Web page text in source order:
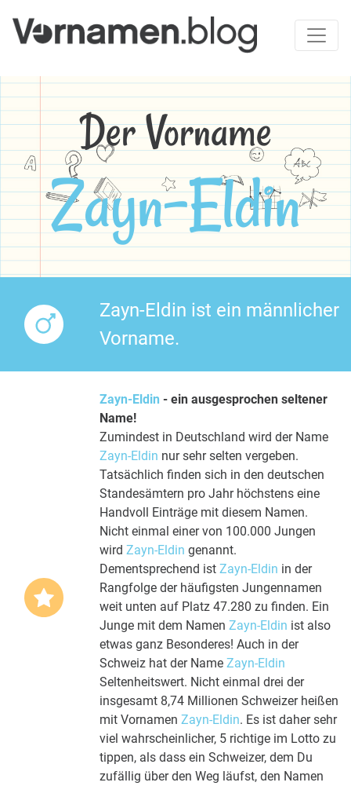
Der Vorname
Zayn-Eldin
Zayn-Eldin ist ein männlicher
Vorname.
Zayn-Eldin - ein ausgesprochen seltener
Name!
Zumindest in Deutschland wird der Name
Zayn-Eldin nur sehr selten vergeben.
Tatsächlich finden sich in den deutschen
Standesämtern pro Jahr höchstens eine
Handvoll Einträge mit diesem Namen.
Nicht einmal einer von 100.000 Jungen
wird Zayn-Eldin genannt.
Dementsprechend ist Zayn-Eldin in der
Rangfolge der häufigsten Jungennamen
weit unten auf Platz 47.280 zu finden. Ein
Junge mit dem Namen Zayn-Eldin ist also
etwas ganz Besonderes! Auch in der
Schweiz hat der Name Zayn-Eldin
Seltenheitswert. Nicht einmal drei der
insgesamt 8,74 Millionen Schweizer heißen
mit Vornamen Zayn-Eldin. Es ist daher sehr
viel wahrscheinlicher, 5 richtige im Lotto zu
tippen, als dass ein Schweizer, dem Du
zufällig über den Weg läufst, den Namen